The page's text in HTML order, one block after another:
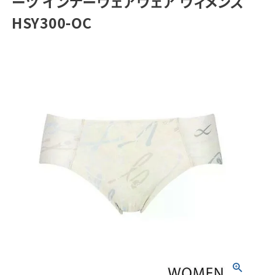
meeting_room ログイン
SALE品はこちら
INFORMATIOM
HSY300-OC